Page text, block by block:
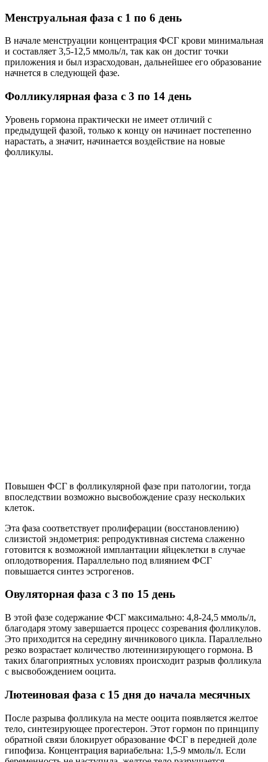
Менструальная фаза с 1 по 6 день
В начале менструации концентрация ФСГ крови минимальная
и составляет 3,5-12,5 ммоль/л, так как он достиг точки
приложения и был израсходован, дальнейшее его образование
начнется в следующей фазе.
Фолликулярная фаза с 3 по 14 день
Уровень гормона практически не имеет отличий с
предыдущей фазой, только к концу он начинает постепенно
нарастать, а значит, начинается воздействие на новые
фолликулы.
Повышен ФСГ в фолликулярной фазе при патологии, тогда
впоследствии возможно высвобождение сразу нескольких
клеток.
Эта фаза соответствует пролиферации (восстановлению)
слизистой эндометрия: репродуктивная система слаженно
готовится к возможной имплантации яйцеклетки в случае
оплодотворения. Параллельно под влиянием ФСГ
повышается синтез эстрогенов.
Овуляторная фаза с 3 по 15 день
В этой фазе содержание ФСГ максимально: 4,8-24,5 ммоль/л,
благодаря этому завершается процесс созревания фолликулов.
Это приходится на середину яичникового цикла. Параллельно
резко возрастает количество лютеинизирующего гормона. В
таких благоприятных условиях происходит разрыв фолликула
с высвобождением ооцита.
Лютеиновая фаза с 15 дня до начала месячных
После разрыва фолликула на месте ооцита появляется желтое
тело, синтезирующее прогестерон. Этот гормон по принципу
обратной связи блокирует образование ФСГ в передней доле
гипофиза. Концентрация вариабельна: 1,5-9 ммоль/л. Если